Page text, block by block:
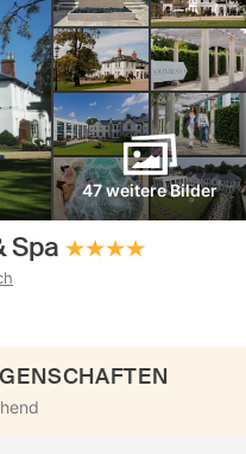
47 weitere Bilder
Spa